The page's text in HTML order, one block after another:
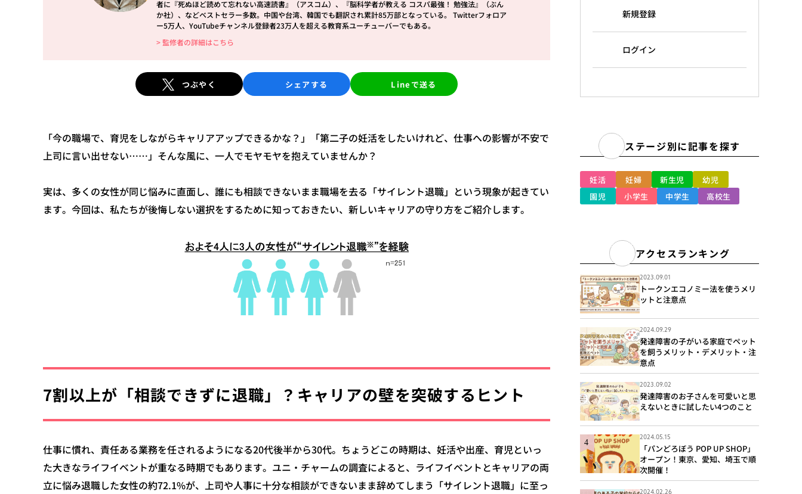
者に『死ぬほど読めて忘れない高速読書』（アスコム）、『脳科学者が教える コスパ最強！ 勉強法』（ぶん
か社）、などベストセラー多数。中国や台湾、韓国でも翻訳され累計85万部となっている。 Twitterフォロア
ー5万人、YouTubeチャンネル登録者23万人を超える教育系ユーチューバーでもある。
> 監修者の詳細はこちら
つぶやく シェアする Lineで送る
「今の職場で、育児をしながらキャリアアップできるかな？」「第二子の妊活をしたいけれど、仕事への影響が不安で
上司に言い出せない……」そんな風に、一人でモヤモヤを抱えていませんか？
実は、多くの女性が同じ悩みに直面し、誰にも相談できないまま職場を去る「サイレント退職」という現象が起きてい
ます。今回は、私たちが後悔しない選択をするために知っておきたい、新しいキャリアの守り方をご紹介します。
7割以上が「相談できずに退職」？キャリアの壁を突破するヒント
仕事に慣れ、責任ある業務を任されるようになる20代後半から30代。ちょうどこの時期は、妊活や出産、育児といっ
た大きなライフイベントが重なる時期でもあります。ユニ・チャームの調査によると、ライフイベントとキャリアの両
立に悩み退職した女性の約72.1%が、上司や人事に十分な相談ができないまま辞めてしまう「サイレント退職」に至っ
新規登録
ログイン
ステージ別に記事を探す
妊活 妊婦 新生児
幼児
園児
小学生 中学生 高校生
アクセスランキング
2023.09.01
トークンエコノミー法を使うメリ
ットと注意点
2024.09.29
発達障害の子がいる家庭でペット
を飼うメリット・デメリット・注
意点
2023.09.02
発達障害のお子さんを可愛いと思
えないときに試したい4つのこと
2024.05.15
「パンどろぼう POP UP SHOP」
オープン！東京、愛知、埼玉で順
次開催！
2024.02.26